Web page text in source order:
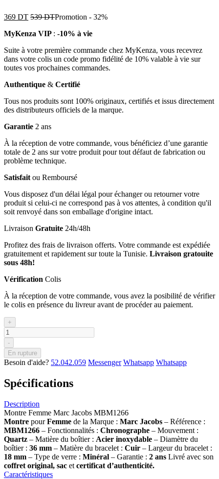
369 DT 539DTPromotion - 32%
MyKenza VIP : -10% à vie
Suite à votre première commande chez MyKenza, vous recevrez
dans votre colis un code promo fidélité de 10% valable à vie sur
toutes vos prochaines commandes.
Authentique & Certifié
Tous nos produits sont 100% originaux, certifiés et issus directement
des distributeurs officiels de la marque.
Garantie 2 ans
À la réception de votre commande, vous bénéficiez d’une garantie
totale de 2 ans sur votre produit pour tout défaut de fabrication ou
problème technique.
Satisfait ou Remboursé
Vous disposez d'un délai légal pour échanger ou retourner votre
produit si celui-ci ne correspond pas à vos attentes, à condition qu'il
soit renvoyé dans son emballage d'origine intact.
Livraison Gratuite 24h/48h
Profitez des frais de livraison offerts. Votre commande est expédiée
gratuitement et rapidement sur toute la Tunisie. Livraison gratouite
sous 48h!
Vérification Colis
À la réception de votre commande, vous avez la posibilité de vérifier
le colis en présence du livreur avant de procéder au paiement.
+
-
En rupture
Besoin d'aide? 52.042.059 Messenger Whatsapp Whatsapp
Spécifications
Description
Montre Femme Marc Jacobs MBM1266
Montre pourFemme de la Marque : Marc Jacobs – Référence :
MBM1266 – Fonctionnalités : Chronographe – Mouvement :
Quartz – Matière du boîtier : Acier inoxydable – Diamètre du
boîtier : 36 mm – Matière du bracelet : Cuir – Largeur du bracelet :
18 mm – Type de verre : Minéral – Garantie : 2 ans Livré avec son
coffret original, sac et certificat d’authenticité.
Caractéristiques